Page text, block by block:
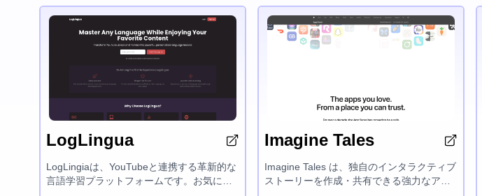
LogLingua
LogLingiaは、YouTubeと連携する革新的な
言語学習プラットフォームです。お気に入
Imagine Tales
Imagine Tales は、独自のインタラクティブ
ストーリーを作成・共有できる強力なアプ